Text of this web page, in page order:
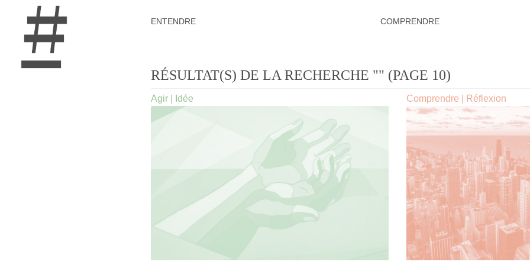
ENTENDRE COMPRENDRE
RÉSULTAT(S) DE LA RECHERCHE "" (PAGE 10)
Agir Idée Comprendre Réflexion